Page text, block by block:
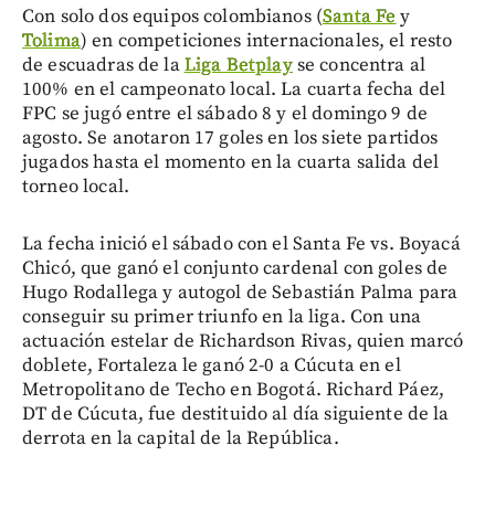
Con solo dos equipos colombianos (Santa Fey
Tolima) en competiciones internacionales, el resto
de escuadras de laLiga Betplayse concentra al
100% en el campeonato local. La cuarta fecha del
FPC se jugó entre el sábado 8 y el domingo 9 de
agosto. Se anotaron 17 goles en los siete partidos
jugados hasta el momento en la cuarta salida del
torneo local.
La fecha inició el sábado con el Santa Fe vs. Boyacá
Chicó, que ganó el conjunto cardenal con goles de
Hugo Rodallega y autogol de Sebastián Palma para
conseguir su primer triunfo en la liga. Con una
actuación estelar de Richardson Rivas, quien marcó
doblete, Fortaleza le ganó 2-0 a Cúcuta en el
Metropolitano de Techo en Bogotá. Richard Páez,
DT de Cúcuta, fue destituido al día siguiente de la
derrota en la capital de la República.